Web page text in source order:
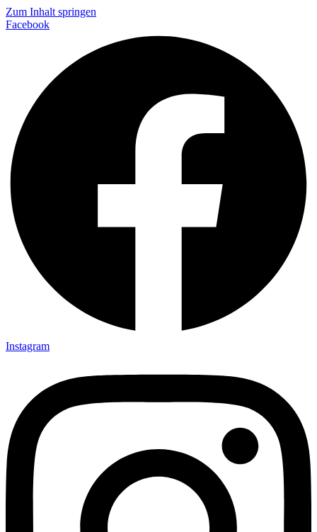
Zum Inhalt springen
Facebook
Instagram